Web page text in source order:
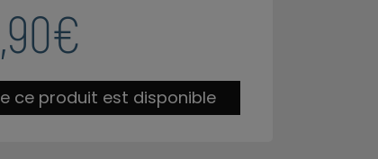
ce produit est disponible